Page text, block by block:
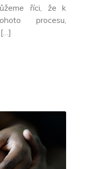
říci, že k
procesu,